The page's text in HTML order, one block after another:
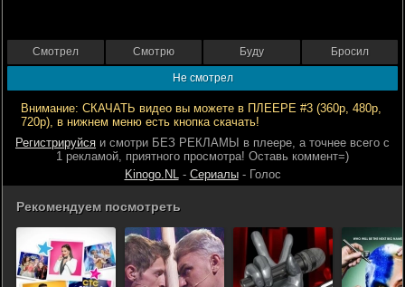
Смотрел Смотрю Буду Бросил
Не смотрел
Внимание: СКАЧАТЬ видео вы можете в ПЛЕЕРЕ #3 (360р, 480р,
720р), в нижнем меню есть кнопка скачать!
Регистрируйся и смотри БЕЗ РЕКЛАМЫ в плеере, а точнее всего с
1 рекламой, приятного просмотра! Оставь коммент=)
Kinogo.NL- Сериалы- Голос
Рекомендуем посмотреть